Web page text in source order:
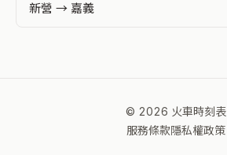
新營 → 嘉義
© 2026 火車時刻表
服務條款隱私權政策